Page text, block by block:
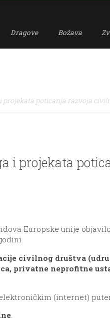
Dragove Božava
poticanja razvoja
i projekata
Europske unije
civilnog društva
privatne neprofitne
(internet)
.